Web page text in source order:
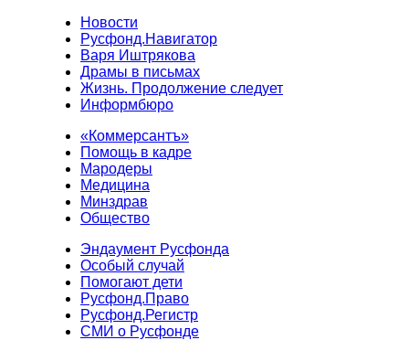
Новости
Русфонд.Навигатор
Варя Иштрякова
Драмы в письмах
Жизнь. Продолжение следует
Информбюро
«Коммерсантъ»
Помощь в кадре
Мародеры
Медицина
Минздрав
Общество
Эндаумент Русфонда
Особый случай
Помогают дети
Русфонд.Право
Русфонд.Регистр
СМИ о Русфонде